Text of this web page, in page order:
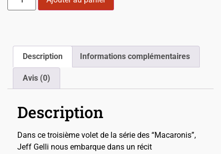
Description Informations complémentaires
Avis (0)
Description
Dans ce troisième volet de la série des “Macaronis”,
Jeff Gelli nous embarque dans un récit